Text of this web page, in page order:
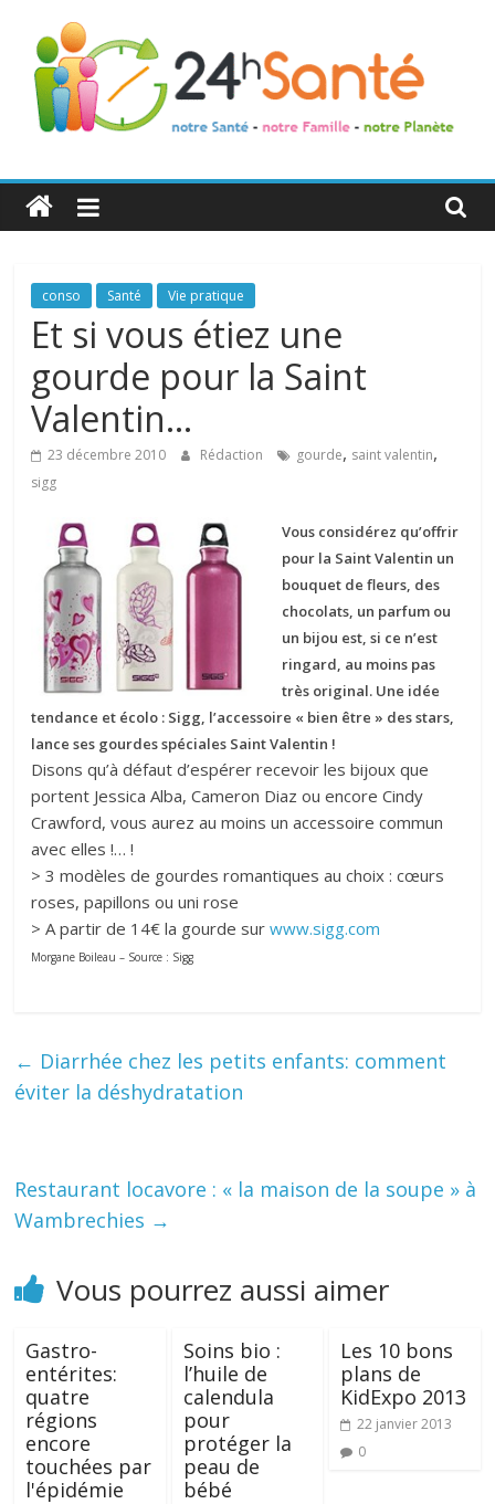
24h
Santé
La
santé
toute
famille
conso Santé Vie pratique
Et si vous étiez une
gourde pour la Saint
Valentin…
23 décembre 2010 Rédaction gourde, saint valentin,
sigg
Vous considérez qu’offrir
pour la Saint Valentin un
bouquet de fleurs, des
chocolats, un parfum ou
un bijou est, si ce n’est
ringard, au moins pas
très original. Une idée
tendance et écolo : Sigg, l’accessoire « bien être » des stars,
lance ses gourdes spéciales Saint Valentin !
Disons qu’à défaut d’espérer recevoir les bijoux que
portent Jessica Alba, Cameron Diaz ou encore Cindy
Crawford, vous aurez au moins un accessoire commun
avec elles !… !
> 3 modèles de gourdes romantiques au choix : cœurs
roses, papillons ou uni rose
> A partir de 14€ la gourde surwww.sigg.com
Morgane Boileau – Source : Sigg
← Diarrhée chez les petits enfants: comment
éviter la déshydratation
Restaurant locavore : « la maison de la soupe » à
Wambrechies →
Vous pourrez aussi aimer
Gastro-
entérites:
quatre
régions
encore
touchées par
l'épidémie
Soins bio :
l’huile de
calendula
pour
protéger la
peau de
bébé
Les 10 bons
plans de
KidExpo 2013
22 janvier 2013
0